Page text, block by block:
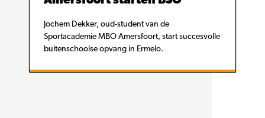
Jochem Dekker, oud-student van de
Sportacademie MBO Amersfoort, start succesvolle
buitenschoolse opvang in Ermelo.